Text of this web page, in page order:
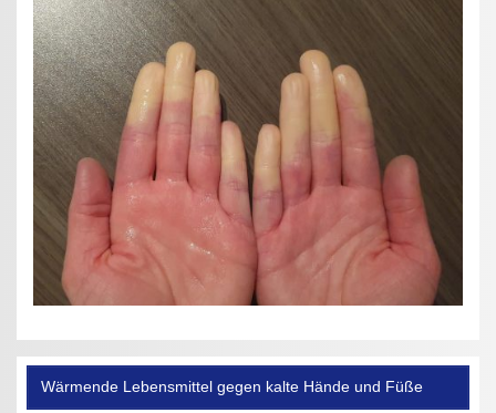
Wärmende Lebensmittel gegen kalte Hände und Füße